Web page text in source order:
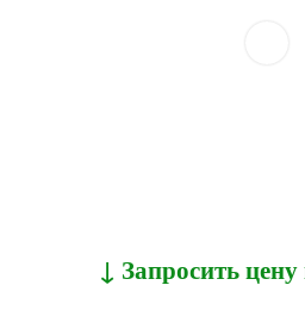
↓ Запросить